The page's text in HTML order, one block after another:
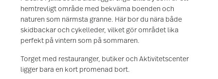
hemtrevligt område med bekväma boenden och
naturen som närmsta granne. Här bor du nära både
skidbackar och cykelleder, vilket gör området lika
perfekt på vintern som på sommaren.
Torget med restauranger, butiker och Aktivitetscenter
ligger bara en kort promenad bort.